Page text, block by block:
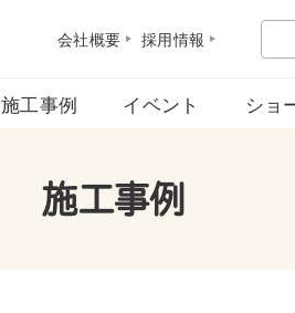
会社概要 採用情報
施工事例 イベント ショ
施工事例